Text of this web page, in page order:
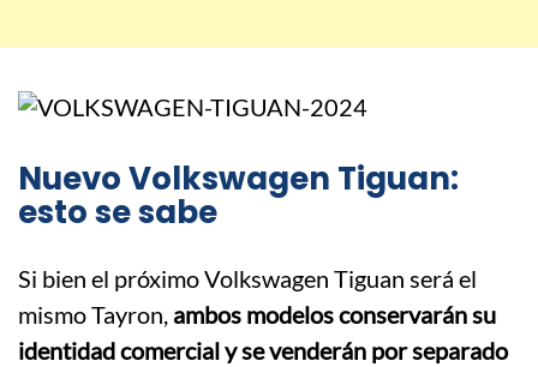
Nuevo Volkswagen Tiguan:
esto se sabe
Si bien el próximo Volkswagen Tiguan será el
mismo Tayron, ambos modelos conservarán su
identidad comercial y se venderán por separado